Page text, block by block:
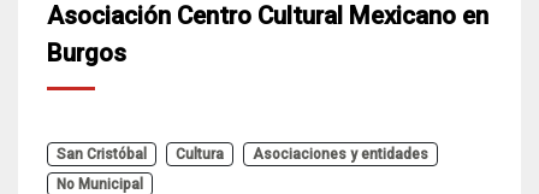
Asociación Centro Cultural Mexicano en
Burgos
San Cristóbal Cultura
Asociaciones y entidades
No Municipal